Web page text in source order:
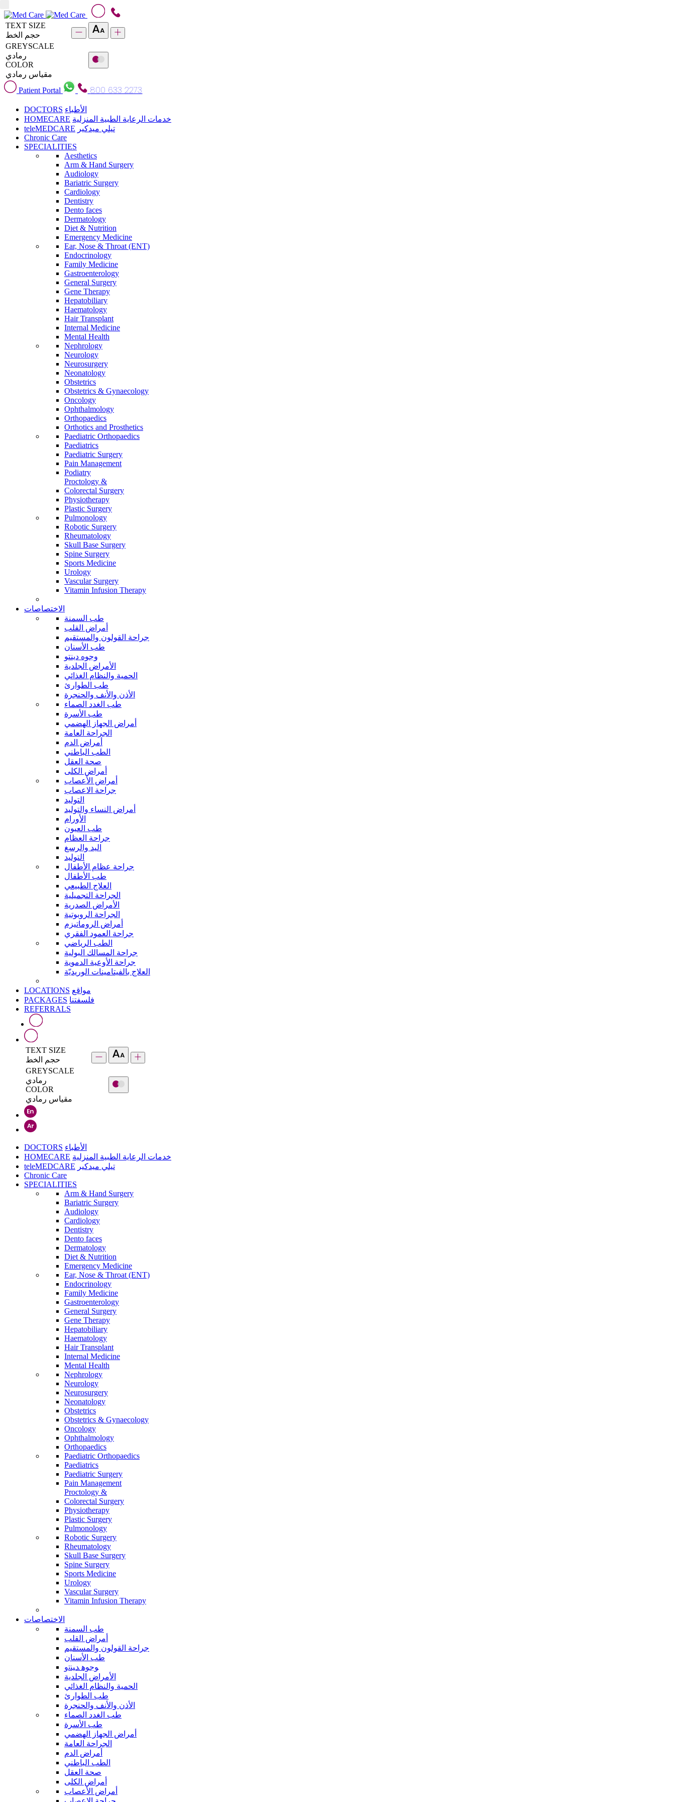
TEXT SIZE
حجم الخط
GREYSCALE
رمادي
COLOR
مقياس رمادي
Patient Portal
800 633 2273
DOCTORS الأطباء
HOMECARE خدمات الرعاية الطبية المنزلية
teleMEDCARE تيلي ميدكير
Chronic Care
SPECIALITIES
Aesthetics
Arm & Hand Surgery
Audiology
Bariatric Surgery
Cardiology
Dentistry
Dento faces
Dermatology
Diet & Nutrition
Emergency Medicine
Ear, Nose & Throat (ENT)
Endocrinology
Family Medicine
Gastroenterology
General Surgery
Gene Therapy
Hepatobiliary
Haematology
Hair Transplant
Internal Medicine
Mental Health
Nephrology
Neurology
Neurosurgery
Neonatology
Obstetrics
Obstetrics & Gynaecology
Oncology
Ophthalmology
Orthopaedics
Orthotics and Prosthetics
Paediatric Orthopaedics
Paediatrics
Paediatric Surgery
Pain Management
Podiatry
Proctology &
Colorectal Surgery
Physiotherapy
Plastic Surgery
Pulmonology
Robotic Surgery
Rheumatology
Skull Base Surgery
Spine Surgery
Sports Medicine
Urology
Vascular Surgery
Vitamin Infusion Therapy
الاختصاصات
طب السمنة
أمراض القلب
جراحة القولون والمستقيم
طب الأسنان
وجوه دينتو
الأمراض الجلدية
الحمية والنظام الغذائي
طب الطوارئ
الأذن والأنف والحنجرة
طب الغدد الصماء
طب الأسرة
أمراض الجهاز الهضمي
الجراحة العامة
أمراض الدم
الطب الباطني
صحة العقل
أمراض الكلى
أمراض الأعصاب
جراحة الاعصاب
التوليد
أمراض النساء والتوليد
الأورام
طب العيون
جراحة العظام
اليد والرسغ
التوليد
جراحة عظام الأطفال
طب الأطفال
العلاج الطبيعي
الجراحة التجميلية
الأمراض الصدرية
الجراحة الروبوتية
أمراض الروماتيزم
جراحة العمود الفقري
الطب الرياضي
جراحة المسالك البولية
جراحة الأوعية الدموية
العلاج بالفيتامينات الوريديّة
LOCATIONS مواقع
PACKAGES فلسفتنا
REFERRALS
TEXT SIZE
حجم الخط
GREYSCALE
رمادي
COLOR
مقياس رمادي
DOCTORS الأطباء
HOMECARE خدمات الرعاية الطبية المنزلية
teleMEDCARE تيلي ميدكير
Chronic Care
SPECIALITIES
Arm & Hand Surgery
Bariatric Surgery
Audiology
Cardiology
Dentistry
Dento faces
Dermatology
Diet & Nutrition
Emergency Medicine
Ear, Nose & Throat (ENT)
Endocrinology
Family Medicine
Gastroenterology
General Surgery
Gene Therapy
Hepatobiliary
Haematology
Hair Transplant
Internal Medicine
Mental Health
Nephrology
Neurology
Neurosurgery
Neonatology
Obstetrics
Obstetrics & Gynaecology
Oncology
Ophthalmology
Orthopaedics
Paediatric Orthopaedics
Paediatrics
Paediatric Surgery
Pain Management
Proctology &
Colorectal Surgery
Physiotherapy
Plastic Surgery
Pulmonology
Robotic Surgery
Rheumatology
Skull Base Surgery
Spine Surgery
Sports Medicine
Urology
Vascular Surgery
Vitamin Infusion Therapy
الاختصاصات
طب السمنة
أمراض القلب
جراحة القولون والمستقيم
طب الأسنان
ﻮﺟﻮﻫ ﺪﻴﻨﺗﻭ
الأمراض الجلدية
الحمية والنظام الغذائي
طب الطوارئ
الأذن والأنف والحنجرة
طب الغدد الصماء
طب الأسرة
أمراض الجهاز الهضمي
الجراحة العامة
أمراض الدم
الطب الباطني
صحة العقل
أمراض الكلى
أمراض الأعصاب